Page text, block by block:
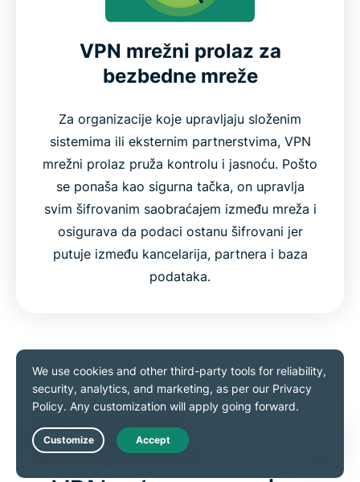
VPN mrežni prolaz za
bezbedne mreže
Za organizacije koje upravljaju složenim
sistemima ili eksternim partnerstvima, VPN
mrežni prolaz pruža kontrolu i jasnoću. Pošto
se ponaša kao sigurna tačka, on upravlja
svim šifrovanim saobraćajem između mreža i
osigurava da podaci ostanu šifrovani jer
putuje između kancelarija, partnera i baza
podataka.
Nabavite najbolji VPN
Koncept naprednog